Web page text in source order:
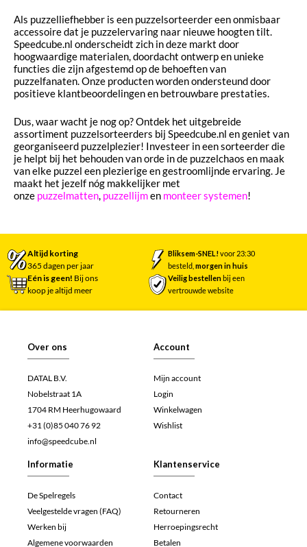
Als puzzelliefhebber is een puzzelsorteerder een onmisbaar
accessoire dat je puzzelervaring naar nieuwe hoogten tilt.
Speedcube.nl onderscheidt zich in deze markt door
hoogwaardige materialen, doordacht ontwerp en unieke
functies die zijn afgestemd op de behoeften van
puzzelfanaten. Onze producten worden ondersteund door
positieve klantbeoordelingen en betrouwbare prestaties.
Dus, waar wacht je nog op? Ontdek het uitgebreide
assortiment puzzelsorteerders bij Speedcube.nl en geniet van
georganiseerd puzzelplezier! Investeer in een sorteerder die
je helpt bij het behouden van orde in de puzzelchaos en maak
van elke puzzel een plezierige en gestroomlijnde ervaring. Je
maakt het jezelf nóg makkelijker met
onze puzzelmatten, puzzellijmen monteer systemen!
Altijd korting
365 dagen per jaar
Bliksem-SNEL!voor 23:30
besteld,morgen in huis
Eén is geen! Bij ons
koop je altijd meer
Veilig bestellen bij een
vertrouwde website
Over ons
DATAL B.V.
Nobelstraat 1A
1704 RM Heerhugowaard
+31 (0)85 040 76 92
info@speedcube.nl
Account
Mijn account
Login
Winkelwagen
Wishlist
Informatie
De Spelregels
Veelgestelde vragen (FAQ)
Werken bij
Algemene voorwaarden
Klantenservice
Contact
Retourneren
Herroepingsrecht
Betalen